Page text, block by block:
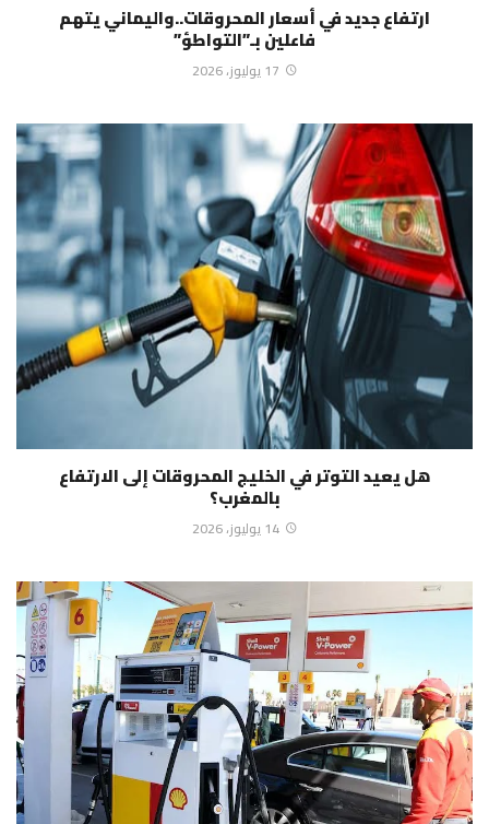
ارتفاع جديد في أسعار المحروقات..واليماني يتهم
فاعلين بـ”التواطؤ”
17 يوليوز، 2026
هل يعيد التوتر في الخليج المحروقات إلى الارتفاع
بالمغرب؟
14 يوليوز، 2026